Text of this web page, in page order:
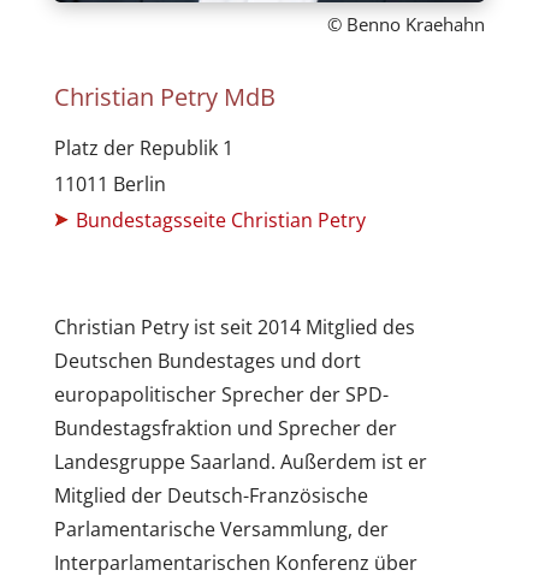
© Benno Kraehahn
Christian Petry MdB
Platz der Republik 1
11011 Berlin
Bundestagsseite Christian Petry
Christian Petry ist seit 2014 Mitglied des
Deutschen Bundestages und dort
europapolitischer Sprecher der SPD-
Bundestagsfraktion und Sprecher der
Landesgruppe Saarland. Außerdem ist er
Mitglied der Deutsch-Französische
Parlamentarische Versammlung, der
Interparlamentarischen Konferenz über